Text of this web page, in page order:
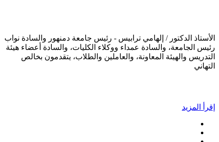
الأستاذ الدكتور / إلهامي ترابيس - رئيس جامعة دمنهور والسادة نواب
رئيس الجامعة، والسادة عمداء ووكلاء الكليات، والسادة أعضاء هيئة
التدريس والهيئة المعاونة، والعاملين والطلاب، يتقدمون بخالص
التهاني
إقرأ المزيد